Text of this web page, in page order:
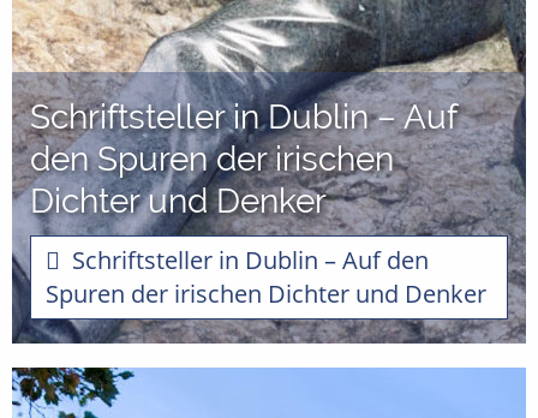
Schriftsteller in Dublin – Auf
den Spuren der irischen
Dichter und Denker
Schriftsteller in Dublin – Auf den
Spuren der irischen Dichter und Denker